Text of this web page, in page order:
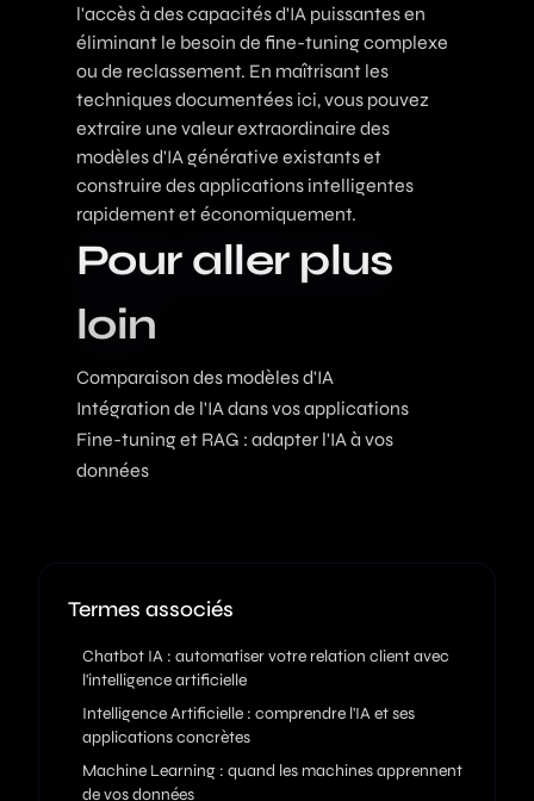
l'accès à des capacités d'IA puissantes en
éliminant le besoin de fine-tuning complexe
ou de reclassement. En maîtrisant les
techniques documentées ici, vous pouvez
extraire une valeur extraordinaire des
modèles d'IA générative existants et
construire des applications intelligentes
rapidement et économiquement.
Pour aller plus
loin
Comparaison des modèles d'IA
Intégration de l'IA dans vos applications
Fine-tuning et RAG : adapter l'IA à vos
données
Termes associés
Chatbot IA : automatiser votre relation client avec
l'intelligence artificielle
Intelligence Artificielle : comprendre l'IA et ses
applications concrètes
Machine Learning : quand les machines apprennent
de vos données